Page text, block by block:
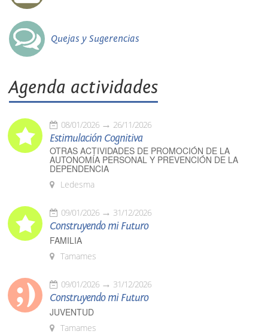
Quejas y Sugerencias
Agenda actividades
08/01/2026 26/11/2026
Estimulación Cognitiva
OTRAS ACTIVIDADES DE PROMOCIÓN DE LA
AUTONOMÍA PERSONAL Y PREVENCIÓN DE LA
DEPENDENCIA
Ledesma
09/01/2026 31/12/2026
Construyendo mi Futuro
FAMILIA
Tamames
09/01/2026 31/12/2026
Construyendo mi Futuro
JUVENTUD
Tamames